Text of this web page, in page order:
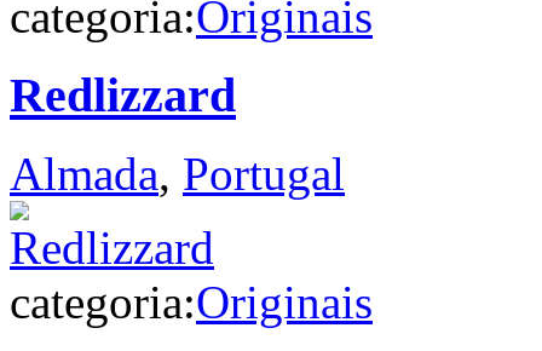
categoria:Originais
Redlizzard
Almada, Portugal
categoria:Originais